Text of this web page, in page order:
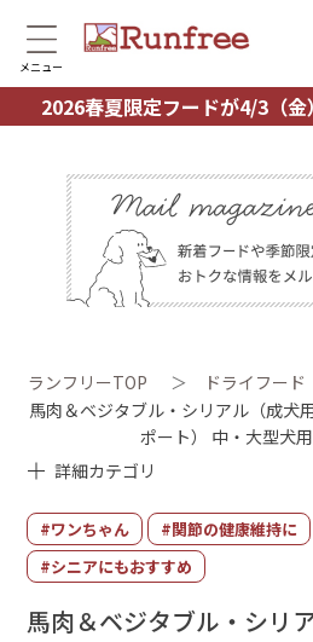
メニュー
2026春夏限定フードが4/3（
ランフリーTOP ＞ ドライフード
馬肉＆ベジタブル・シリアル（成犬
ポート） 中・大型犬用
詳細カテゴリ
#ワンちゃん #関節の健康維持に
#シニアにもおすすめ
馬肉＆ベジタブル・シリ